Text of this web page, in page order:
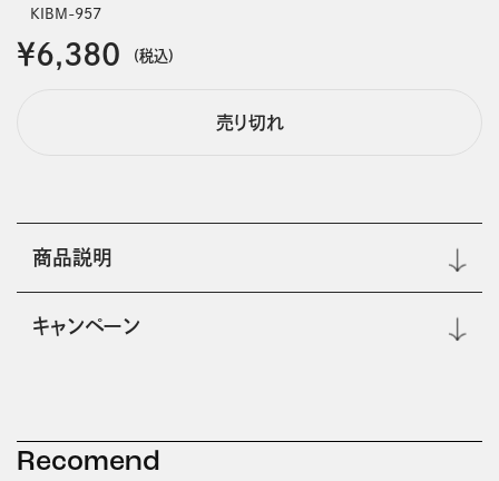
KIBM-957
￥6,380 (税込)
売り切れ
商品説明
キャンペーン
Recomend